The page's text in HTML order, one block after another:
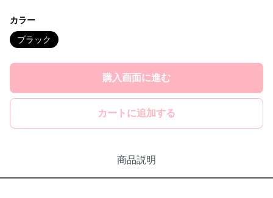
カラー
ブラック
購入画面に進む
カートに追加する
商品説明